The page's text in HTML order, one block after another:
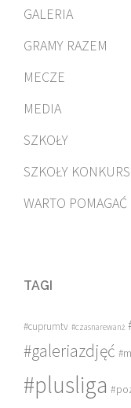
GALERIA
GRAMY RAZEM
MECZE
MEDIA
SZKOŁY
SZKOŁY KONKURS
WARTO POMAGAĆ
TAGI
#cuprumtv #czasnarewanż
#galeriazdjęć
#plusliga